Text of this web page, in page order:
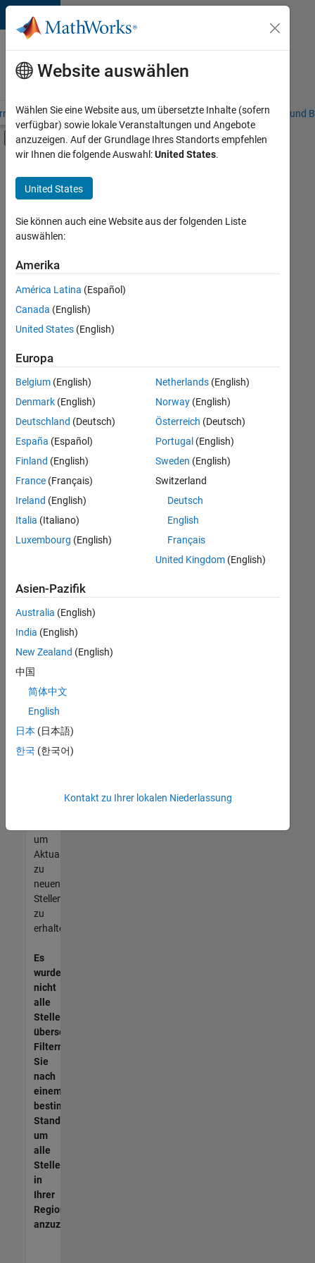
Weiter zum Inhalt
Karriere
bei
MathWorks
– Übersicht Stellensuche Niederlassungen Studierende und
Umschaltung für Off-Canvas-
Hauptinhalt
Information Technology
Customer Support
Inside Sales
Marketing Communications
Business Model Team
Finance and Operations
+5
Derzeit
es
keine
offenen
Stellen,
Ihren
Suchkriterien
entsprechen.
können
die
Suchkriterien
weiter
fassen
oder
alle
Stellenangebote
anzeigen .
noch
keine
offenen
Stellen
können,
die
Ihren
entsprechen,
werden
unseres
um
Aktualisierungen
zu
neuen
Stellenangeboten
zu
erhalten.
Es
wurden
nicht
alle
Stellen
übersetzt.
Filtern
Sie
nach
einem
bestimmten
Standort,
um
alle
Stellenangebote
in
Ihrer
Region
anzuzeigen.
Website auswählen
Wählen Sie eine Website aus, um übersetzte Inhalte (sofern
verfügbar) sowie lokale Veranstaltungen und Angebote
anzuzeigen. Auf der Grundlage Ihres Standorts empfehlen
wir Ihnen die folgende Auswahl:United States.
United States
Sie können auch eine Website aus der folgenden Liste
auswählen:
Amerika
América Latina (Español)
Canada (English)
United States (English)
Europa
Belgium (English)
Denmark (English)
Deutschland (Deutsch)
España (Español)
Finland (English)
France (Français)
Ireland (English)
Italia (Italiano)
Luxembourg (English)
Netherlands(English)
Norway(English)
Österreich (Deutsch)
Portugal (English)
Sweden (English)
Switzerland
Deutsch
English
Français
United Kingdom(English)
Asien-Pazifik
Australia (English)
India (English)
New Zealand (English)
中国
简体中文
English
日本 (日本語)
한국 (한국어)
Kontakt zu Ihrer lokalen Niederlassung